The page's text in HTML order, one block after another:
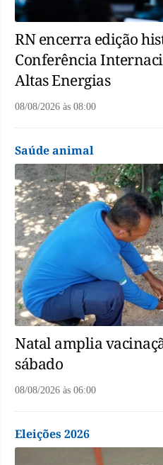
RN encerra edição
Conferência
Altas Energias
08/08/2026 às 08:00
Saúde animal
Natal amplia
sábado
08/08/2026 às 06:00
Eleições 2026